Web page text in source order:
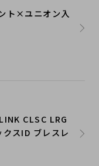
ト×ユニオン入
CLSC LRG
スID ブレスレ